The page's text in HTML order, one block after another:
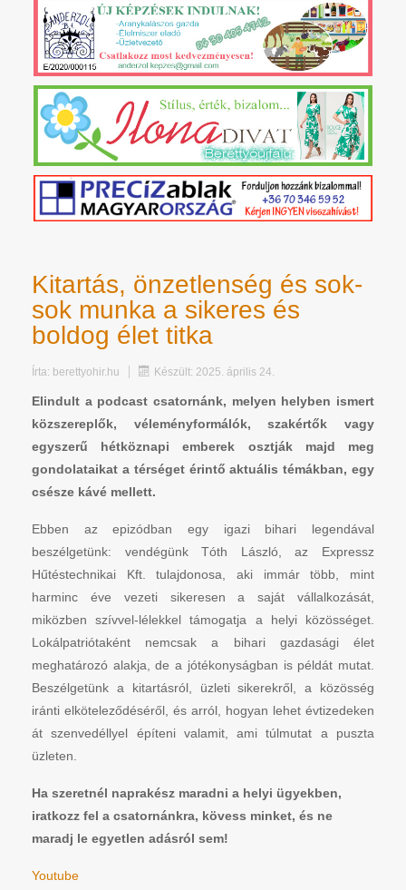
Kitartás, önzetlenség és sok-
sok munka a sikeres és
boldog élet titka
Írta: berettyohir.hu Készült: 2025. április 24.
Elindult a podcast csatornánk, melyen helyben ismert
közszereplők, véleményformálók, szakértők vagy
egyszerű hétköznapi emberek osztják majd meg
gondolataikat a térséget érintő aktuális témákban, egy
csésze kávé mellett.
Ebben az epizódban egy igazi bihari legendával
beszélgetünk: vendégünk Tóth László, az Expressz
Hűtéstechnikai Kft. tulajdonosa, aki immár több, mint
harminc éve vezeti sikeresen a saját vállalkozását,
miközben szívvel-lélekkel támogatja a helyi közösséget.
Lokálpatriótaként nemcsak a bihari gazdasági élet
meghatározó alakja, de a jótékonyságban is példát mutat.
Beszélgetünk a kitartásról, üzleti sikerekről, a közösség
iránti elköteleződéséről, és arról, hogyan lehet évtizedeken
át szenvedéllyel építeni valamit, ami túlmutat a puszta
üzleten.
Ha szeretnél naprakész maradni a helyi ügyekben,
iratkozz fel a csatornánkra, kövess minket, és ne
maradj le egyetlen adásról sem!
Youtube